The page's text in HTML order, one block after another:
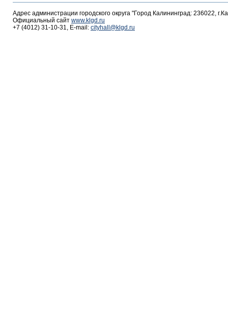
Адрес администрации городского округа "Город Калининград: 236022,
Официальный сайт www.klgd.ru
+7 (4012) 31-10-31, E-mail: cityhall@klgd.ru